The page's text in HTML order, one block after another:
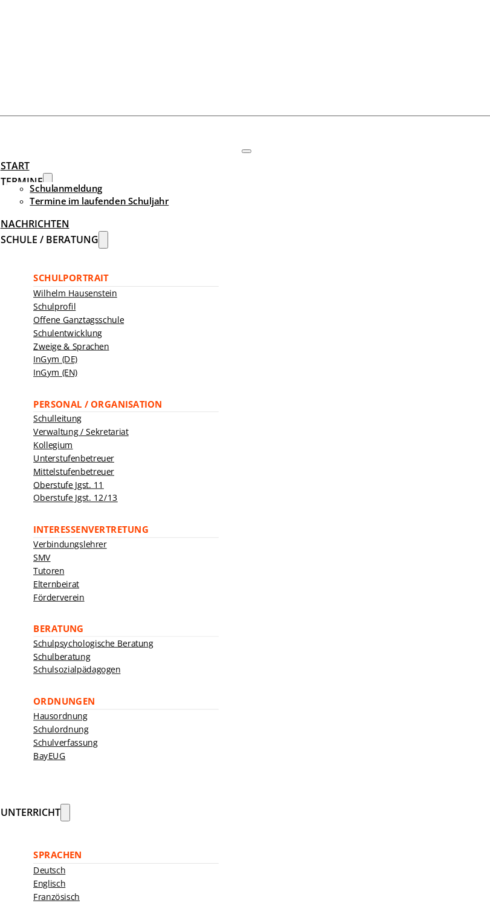
START
TERMINE
Schulanmeldung
Termine im laufenden Schuljahr
NACHRICHTEN
SCHULE / BERATUNG
SCHULPORTRAIT
Wilhelm Hausenstein
Schulprofil
Offene Ganztagsschule
Schulentwicklung
Zweige & Sprachen
InGym (DE)
InGym (EN)
PERSONAL / ORGANISATION
Schulleitung
Verwaltung / Sekretariat
Kollegium
Unterstufenbetreuer
Mittelstufenbetreuer
Oberstufe Jgst. 11
Oberstufe Jgst. 12/13
INTERESSENVERTRETUNG
Verbindungslehrer
SMV
Tutoren
Elternbeirat
Förderverein
BERATUNG
Schulpsychologische Beratung
Schulberatung
Schulsozialpädagogen
ORDNUNGEN
Hausordnung
Schulordnung
Schulverfassung
BayEUG
UNTERRICHT
SPRACHEN
Deutsch
Englisch
Französisch